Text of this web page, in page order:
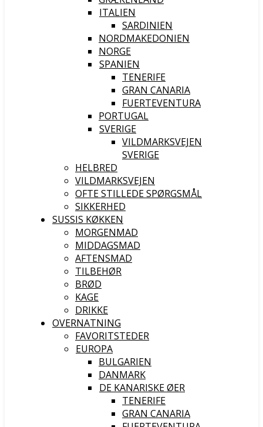
ITALIEN
SARDINIEN
NORDMAKEDONIEN
NORGE
SPANIEN
TENERIFE
GRAN CANARIA
FUERTEVENTURA
PORTUGAL
SVERIGE
VILDMARKSVEJEN
SVERIGE
HELBRED
VILDMARKSVEJEN
OFTE STILLEDE SPØRGSMÅL
SIKKERHED
SUSSIS KØKKEN
MORGENMAD
MIDDAGSMAD
AFTENSMAD
TILBEHØR
BRØD
KAGE
DRIKKE
OVERNATNING
FAVORITSTEDER
EUROPA
BULGARIEN
DANMARK
DE KANARISKE ØER
TENERIFE
GRAN CANARIA